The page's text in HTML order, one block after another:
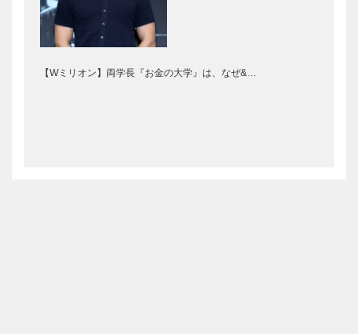
【Wミリオン】両学長『お金の大学』は、なぜ&…